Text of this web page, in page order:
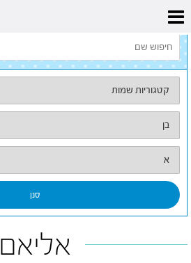
דף הבית
אליאם